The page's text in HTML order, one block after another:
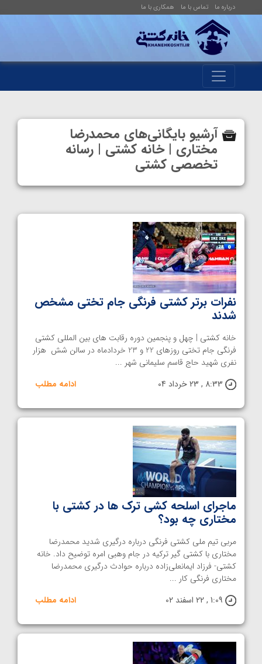
درباره ما تماس با ما همکاری با ما
آرشیو بایگانی‌های محمدرضا
مختاری | خانه کشتی | رسانه
تخصصی کشتی
نفرات برتر کشتی فرنگی جام تختی مشخص
شدند
خانه کشتی | چهل و پنجمین دوره رقابت های بین المللی کشتی
فرنگی جام تختی روزهای 22 و 23 خردادماه در سالن شش هزار
نفری شهید حاج قاسم سلیمانی شهر ...
8:33 , 23 خرداد 04
ادامه مطلب
ماجرای اسلحه کشی ترک ها در کشتی با
مختاری چه بود؟
مربی تیم ملی کشتی فرنگی درباره درگیری شدید محمدرضا
مختاری با کشتی گیر ترکیه در جام وهبی امره توضیح داد. خانه
کشتی- فرزاد ایمانعلی‌زاده درباره حوادث درگیری محمدرضا
مختاری فرنگی کار ...
1:09 , 22 اسفند 02
ادامه مطلب